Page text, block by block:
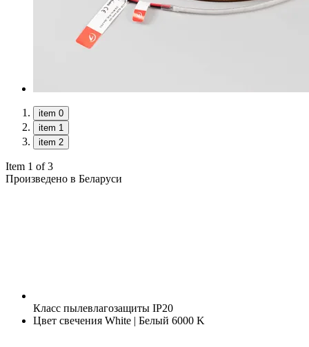
item 0
item 1
item 2
Item 1 of 3
Произведено в Беларуси
Класс пылевлагозащиты IP20
Цвет свечения White | Белый 6000 K